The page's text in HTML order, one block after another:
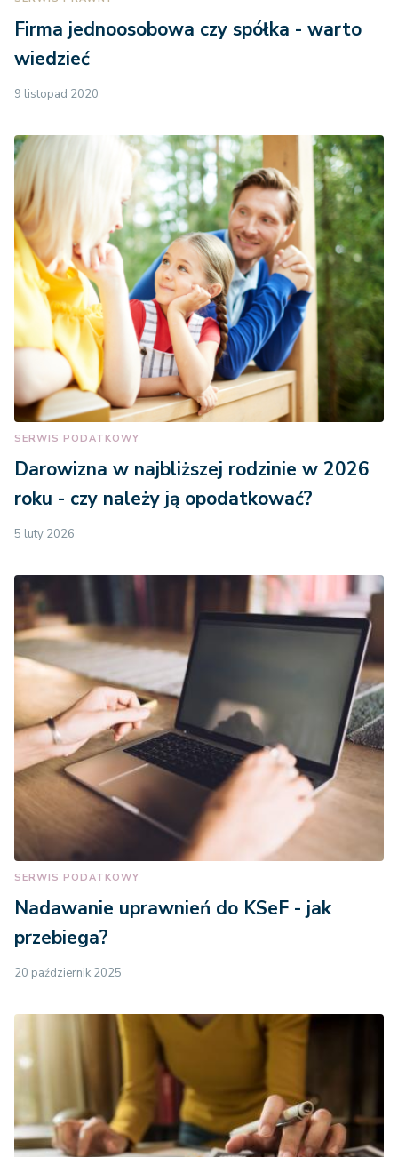
Firma jednoosobowa czy spółka - warto
wiedzieć
9 listopad 2020
SERWIS PODATKOWY
Darowizna w najbliższej rodzinie w 2026
roku - czy należy ją opodatkować?
5 luty 2026
SERWIS PODATKOWY
Nadawanie uprawnień do KSeF - jak
przebiega?
20 październik 2025